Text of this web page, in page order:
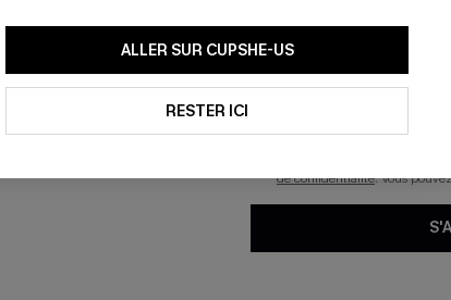
ALLER SUR CUPSHE-US
RESTER ICI
En soumettant votre adresse
mails marketing (y compris
reconnaissez avoir pris
pouvons utiliser les données
technologies de suivi, telles
savoir si ceux-ci ont été
personnaliser nos contenus
produits susceptibles de
de confidentialité. Vous